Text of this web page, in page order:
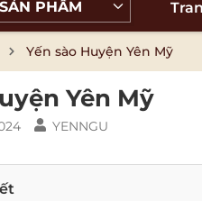
PHẨM
Yến sào Huyện Yên Mỹ
Yên Mỹ
YENNGU